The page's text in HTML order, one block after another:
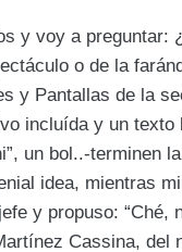
y voy a preguntar:
o de la
y Pantallas de la
incluída y un texto
un bol..-terminen
idea, mientras
y propuso: “Ché,
Cassina, del